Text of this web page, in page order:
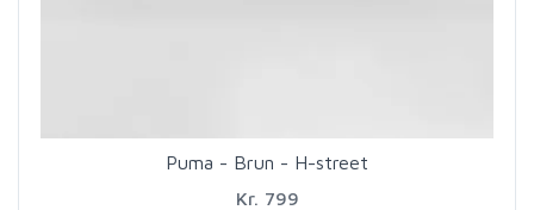
Puma - Brun - H-street
Kr. 799